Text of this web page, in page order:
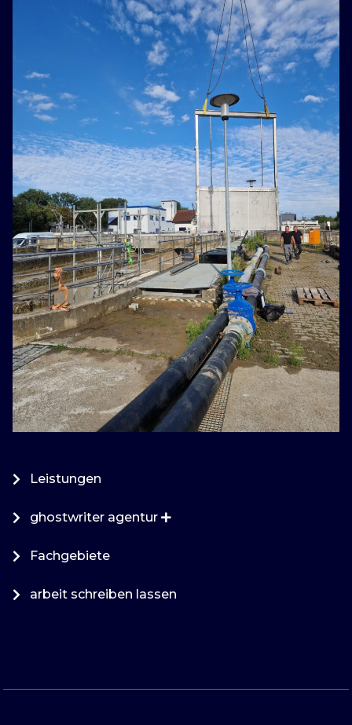
Leistungen
ghostwriter agentur
Fachgebiete
arbeit schreiben lassen